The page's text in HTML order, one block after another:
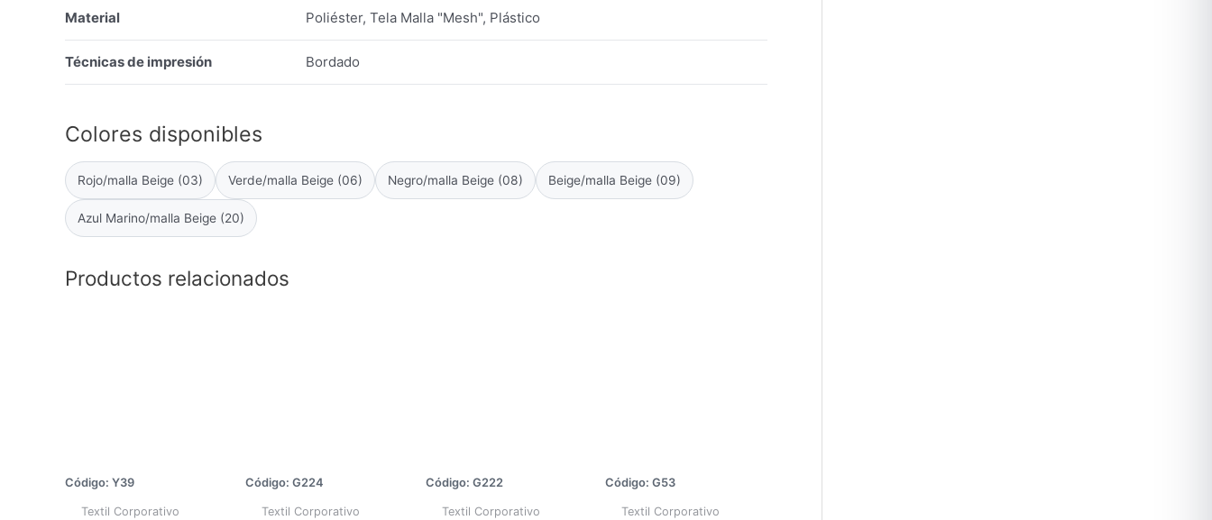
Material Poliéster, Tela Malla "Mesh", Plástico
Técnicas de impresión Bordado
Colores disponibles
Rojo/malla Beige (03) Verde/malla Beige (06) Negro/malla Beige (08) Beige/malla Beige (09)
Azul Marino/malla Beige (20)
Productos relacionados
Código: Y39
Textil Corporativo
Código: G224
Textil Corporativo
Código: G222
Textil Corporativo
Código: G53
Textil Corporativo